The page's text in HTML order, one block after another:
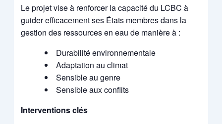
Le projet vise à renforcer la capacité du LCBC à
guider efficacement ses États membres dans la
gestion des ressources en eau de manière à :
Durabilité environnementale
Adaptation au climat
Sensible au genre
Sensible aux conflits
Interventions clés